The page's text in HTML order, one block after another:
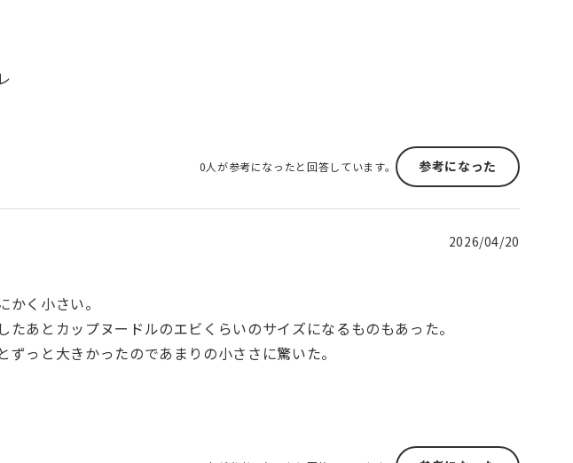
0人が参考になったと回答しています。 参考になった
2026/04/20
く小さい。
あとカップヌードルのエビくらいのサイズになるものもあった。
っと大きかったのであまりの小ささに驚いた。